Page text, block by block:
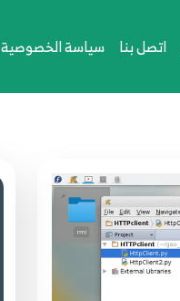
اتصل بنا سياسة الخصوصية